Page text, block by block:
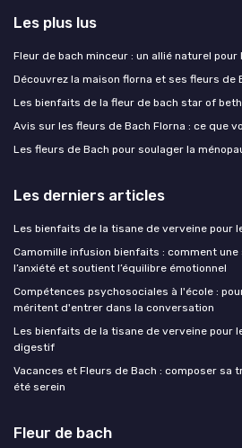
Les plus lus
Fleur de bach minceur : un allié naturel pour
Découvrez la maison florna et ses fleurs de
Les bienfaits de la fleur de bach star of
Avis sur les fleurs de Bach Florna : ce que
Les fleurs de Bach pour soulager la
Les derniers articles
Les bienfaits de la tisane de verveine pour
Camomille infusion bienfaits : comment
l’anxiété et soutient l’équilibre émotionnel
Compétences psychosociales à l'école :
méritent d'entrer dans la conversation
Les bienfaits de la tisane de verveine pour
digestif
Vacances et Fleurs de Bach : composer sa
été serein
Fleur de bach